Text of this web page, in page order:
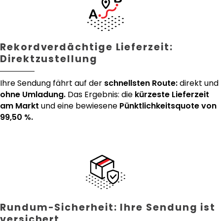
Rekordverdächtige Lieferzeit:
Direktzustellung
Ihre Sendung fährt auf der schnellsten Route:direkt und
ohne Umladung. Das Ergebnis: die kürzeste Lieferzeit
am Markt und eine bewiesene Pünktlichkeitsquote von
99,50 %.
Rundum-Sicherheit: Ihre Sendung ist